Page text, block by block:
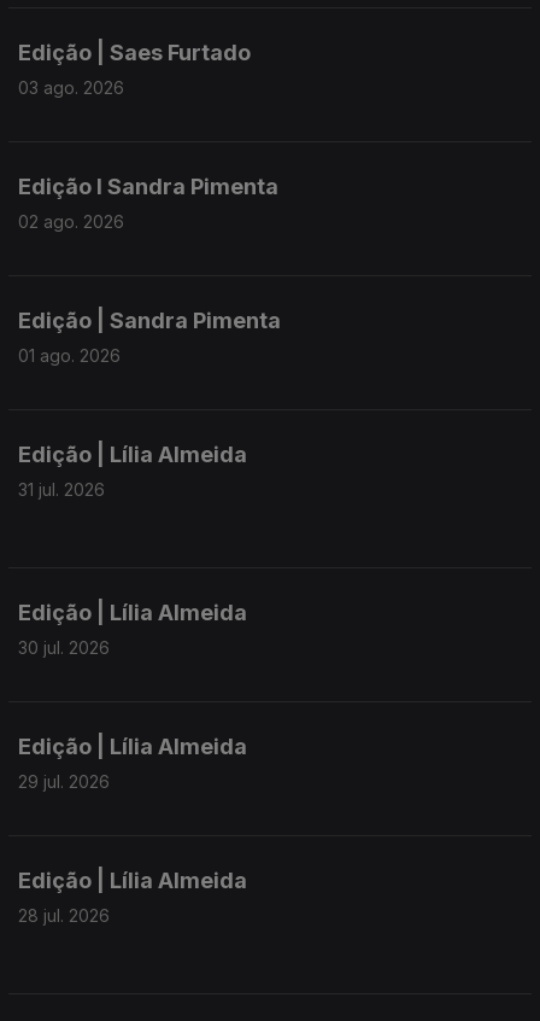
Edição | Saes Furtado
03 ago. 2026
Edição I Sandra Pimenta
02 ago. 2026
Edição | Sandra Pimenta
01 ago. 2026
Edição | Lília Almeida
31 jul. 2026
Edição | Lília Almeida
30 jul. 2026
Edição | Lília Almeida
29 jul. 2026
Edição | Lília Almeida
28 jul. 2026